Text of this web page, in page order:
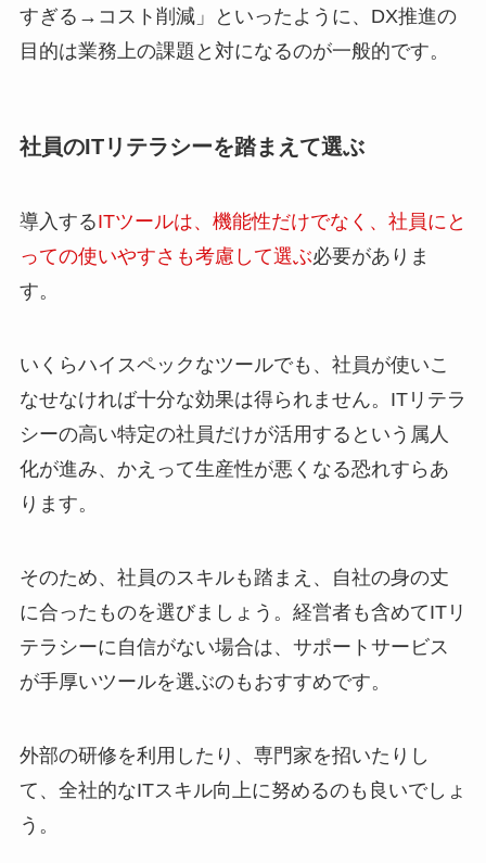
すぎる→コスト削減」といったように、DX推進の
目的は業務上の課題と対になるのが一般的です。
社員のITリテラシーを踏まえて選ぶ
導入するITツールは、機能性だけでなく、社員にと
っての使いやすさも考慮して選ぶ必要がありま
す。
いくらハイスペックなツールでも、社員が使いこ
なせなければ十分な効果は得られません。ITリテラ
シーの高い特定の社員だけが活用するという属人
化が進み、かえって生産性が悪くなる恐れすらあ
ります。
そのため、社員のスキルも踏まえ、自社の身の丈
に合ったものを選びましょう。経営者も含めてITリ
テラシーに自信がない場合は、サポートサービス
が手厚いツールを選ぶのもおすすめです。
外部の研修を利用したり、専門家を招いたりし
て、全社的なITスキル向上に努めるのも良いでしょ
う。